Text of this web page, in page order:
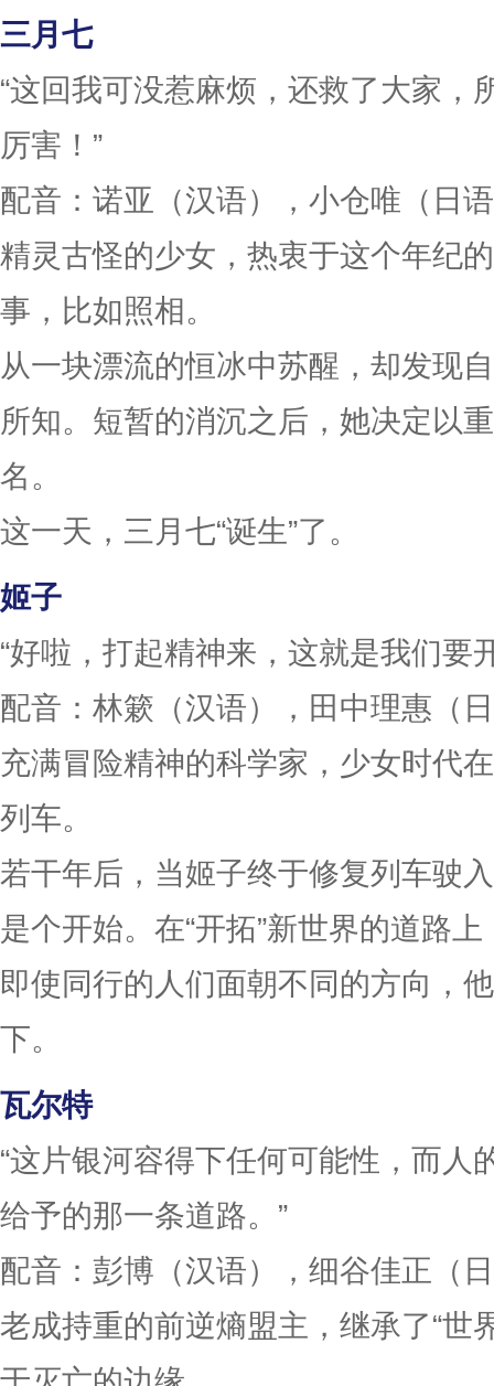
三月七
“这回我可没惹麻烦，还救了大家，
厉害！”
配音：诺亚（汉语），小仓唯（日
精灵古怪的少女，热衷于这个年纪
事，比如照相。
从一块漂流的恒冰中苏醒，却发现
所知。短暂的消沉之后，她决定以
名。
这一天，三月七“诞生”了。
姬子
“好啦，打起精神来，这就是我们要
配音：林簌（汉语），田中理惠（
充满冒险精神的科学家，少女时代
列车。
若干年后，当姬子终于修复列车驶
是个开始。在“开拓”新世界的道路
即使同行的人们面朝不同的方向，
下。
瓦尔特
“这片银河容得下任何可能性，而人
给予的那一条道路。”
配音：彭博（汉语），细谷佳正（
老成持重的前逆熵盟主，继承了“世